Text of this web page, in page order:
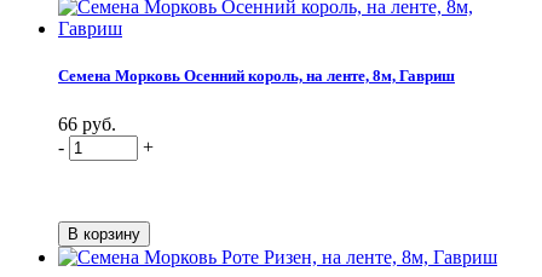
Семена Морковь Осенний король, на ленте, 8м, Гавриш
66 руб.
-
+